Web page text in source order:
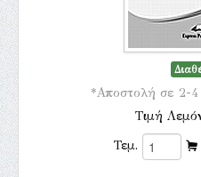
*Αποστολή σε 2-
Τιμή
Τεμ.